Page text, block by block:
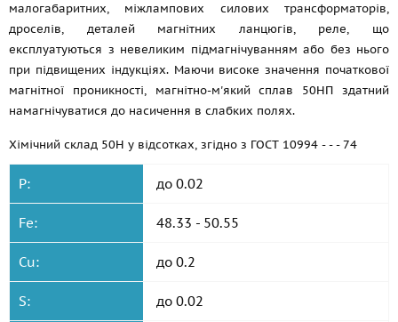
малогабаритних, міжлампових силових трансформаторів,
дроселів, деталей магнітних ланцюгів, реле, що
експлуатуються з невеликим підмагнічуванням або без нього
при підвищених індукціях. Маючи високе значення початкової
магнітної проникності, магнітно-м'який сплав 50НП здатний
намагнічуватися до насичення в слабких полях.
Хімічний склад 50Н у відсотках, згідно з ГОСТ 10994 - - - 74
P: до 0.02
Fe: 48.33 - 50.55
Cu: до 0.2
S: до 0.02